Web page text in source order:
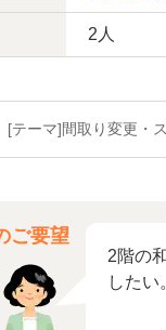
2人
[テーマ]間取り変更・
ご要望
2階の
したい